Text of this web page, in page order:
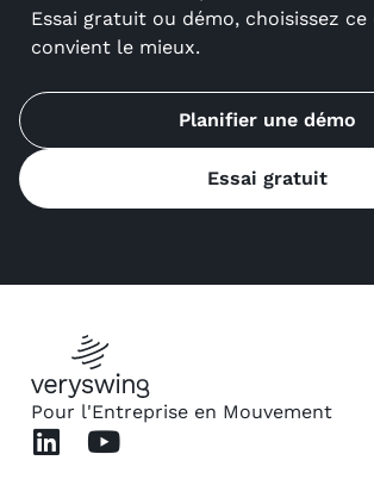
Essai gratuit ou démo, choisissez ce
convient le mieux.
Planifier une démo
Essai gratuit
Pour l'Entreprise en Mouvement